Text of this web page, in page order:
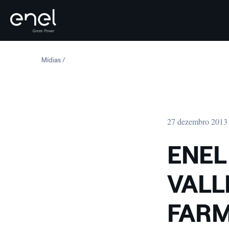
MídiasENEL GREEN POWER: NEW VALLE DE LOS VIENTOS
27 dezembro 2013